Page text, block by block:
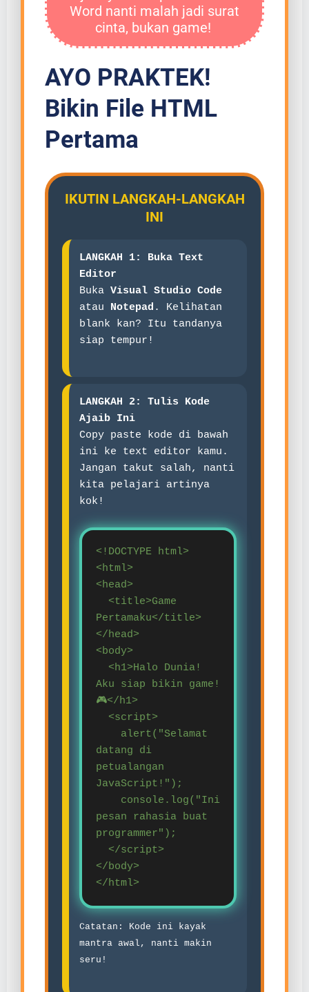
Word nanti malah jadi surat
cinta, bukan game!
AYO PRAKTEK!
Bikin File HTML
Pertama
IKUTIN LANGKAH-LANGKAH
INI
LANGKAH 1: Buka Text
Editor
Buka Visual Studio Code
atau Notepad . Kelihatan
blank kan? Itu tandanya
siap tempur!
LANGKAH 2: Tulis Kode
Ajaib Ini
Copy paste kode di bawah
ini ke text editor kamu.
Jangan takut salah, nanti
kita pelajari artinya
kok!
<!DOCTYPE html>
<html>
<head>
<title>Game
Pertamaku</title>
</head>
<body>
<h1>Halo Dunia!
Aku siap bikin game!
🎮</h1>
<script>
alert("Selamat
datang di
petualangan
JavaScript!");
console.log("Ini
pesan rahasia buat
programmer");
</script>
</body>
</html>
Catatan: Kode ini kayak
mantra awal, nanti makin
seru!